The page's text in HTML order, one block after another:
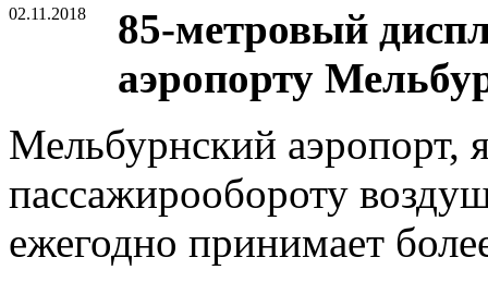
02.11.2018
85-метровый
аэропорту
Мельбурнский аэропорт,
пассажирообороту
ежегодно принимает